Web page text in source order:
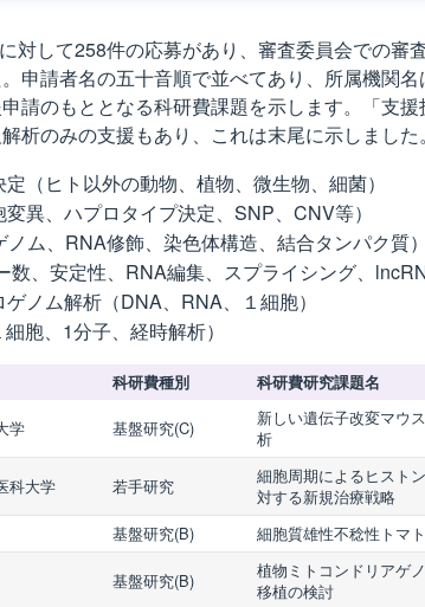
対して258件の応募があり、審査委員会での審
申請者名の五十音順で並べてあり、所属機関
請のもととなる科研費課題を示します。「支
析のみの支援もあり、これは末尾に示しました。
ヒト以外の動物、植物、微生物、細菌）
、ハプロタイプ決定、SNP、CNV等）
、RNA修飾、染色体構造、結合タンパク質）
、安定性、RNA編集、スプライシング、
ム解析（DNA、RNA、１細胞）
、1分子、経時解析）
科研費種別 科研費研究課題名
学 基盤研究(C)
新しい遺伝子改変マウ
析
科大学 若手研究
細胞周期によるヒスト
対する新規治療戦略
基盤研究(B) 細胞質雄性不稔性トマ
基盤研究(B)
植物ミトコンドリアゲ
移植の検討